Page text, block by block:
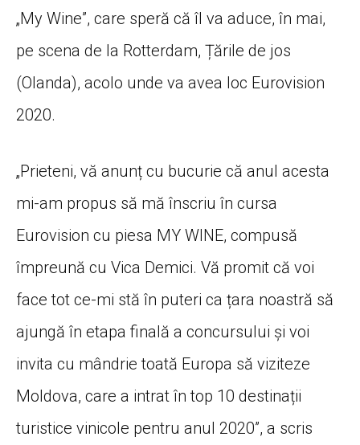
„My Wine”, care speră că îl va aduce, în mai,
pe scena de la Rotterdam, Țările de jos
(Olanda), acolo unde va avea loc Eurovision
2020.
„Prieteni, vă anunț cu bucurie că anul acesta
mi-am propus să mă înscriu în cursa
Eurovision cu piesa MY WINE, compusă
împreună cu Vica Demici. Vă promit că voi
face tot ce-mi stă în puteri ca țara noastră să
ajungă în etapa finală a concursului și voi
invita cu mândrie toată Europa să viziteze
Moldova, care a intrat în top 10 destinații
turistice vinicole pentru anul 2020”, a scris